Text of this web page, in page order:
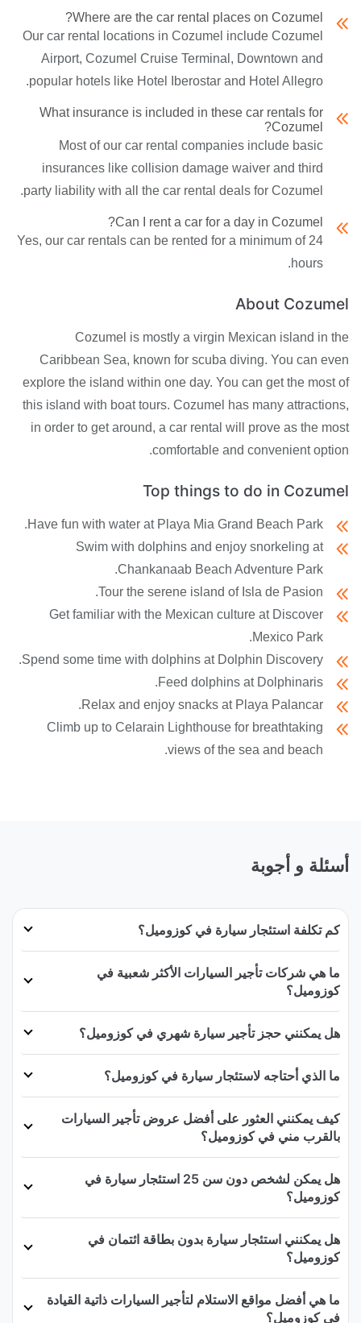
Where are the car rental places on Cozumel?
Our car rental locations in Cozumel include Cozumel
Airport, Cozumel Cruise Terminal, Downtown and
popular hotels like Hotel Iberostar and Hotel Allegro.
What insurance is included in these car rentals for
Cozumel?
Most of our car rental companies include basic
insurances like collision damage waiver and third
party liability with all the car rental deals for Cozumel.
Can I rent a car for a day in Cozumel?
Yes, our car rentals can be rented for a minimum of 24
hours.
About Cozumel
Cozumel is mostly a virgin Mexican island in the
Caribbean Sea, known for scuba diving. You can even
explore the island within one day. You can get the most of
this island with boat tours. Cozumel has many attractions,
in order to get around, a car rental will prove as the most
comfortable and convenient option.
Top things to do in Cozumel
Have fun with water at Playa Mia Grand Beach Park.
Swim with dolphins and enjoy snorkeling at
Chankanaab Beach Adventure Park.
Tour the serene island of Isla de Pasion.
Get familiar with the Mexican culture at Discover
Mexico Park.
Spend some time with dolphins at Dolphin Discovery.
Feed dolphins at Dolphinaris.
Relax and enjoy snacks at Playa Palancar.
Climb up to Celarain Lighthouse for breathtaking
views of the sea and beach.
أسئلة و أجوبة
كم تكلفة استئجار سيارة في كوزوميل؟
ما هي شركات تأجير السيارات الأكثر شعبية في
كوزوميل؟
هل يمكنني حجز تأجير سيارة شهري في كوزوميل؟
ما الذي أحتاجه لاستئجار سيارة في كوزوميل؟
كيف يمكنني العثور على أفضل عروض تأجير السيارات
بالقرب مني في كوزوميل؟
هل يمكن لشخص دون سن 25 استئجار سيارة في
كوزوميل؟
هل يمكنني استئجار سيارة بدون بطاقة ائتمان في
كوزوميل؟
ما هي أفضل مواقع الاستلام لتأجير السيارات ذاتية القيادة
في كوزوميل؟